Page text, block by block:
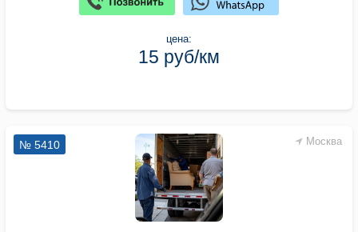
цена:
15 руб/км
Москва
№ 5410